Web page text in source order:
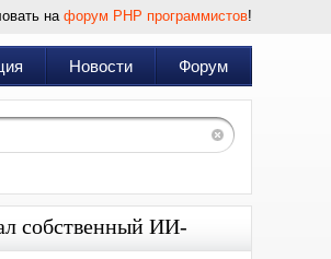
на форум PHP программистов!
Новости Форум
собственный ИИ-